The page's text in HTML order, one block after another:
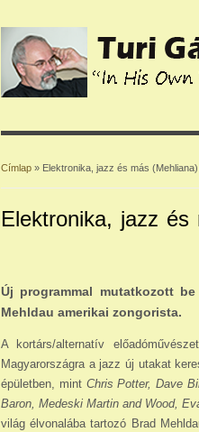
Címlap » Elektronika, jazz és más (Mehliana)
Elektronika, jazz és
Új programmal mutatkozott
Mehldau amerikai zongorista.
A kortárs/alternatív
Magyarországra a jazz új utakat
épületben, mint Chris Potter, Dave
Baron, Medeski Martin and Wood,
világ élvonalába tartozó Brad